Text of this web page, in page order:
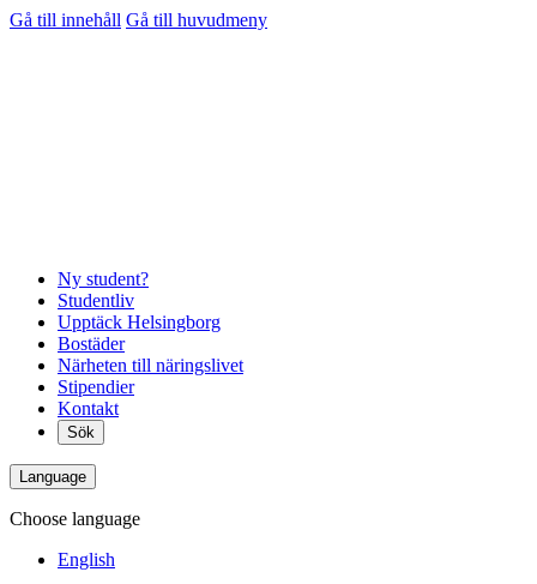
Gå till innehåll Gå till huvudmeny
Ny student?
Studentliv
Upptäck Helsingborg
Bostäder
Närheten till näringslivet
Stipendier
Kontakt
Sök
Language
Choose language
English